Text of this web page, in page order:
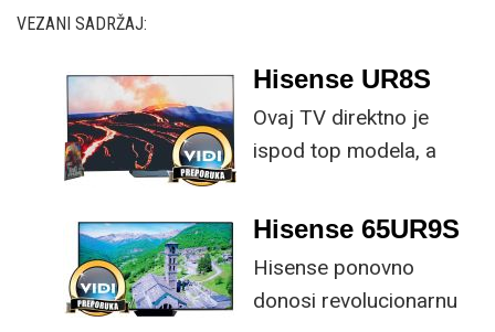
VEZANI SADRŽAJ:
Hisense UR8S
Ovaj TV direktno je
ispod top modela, a
male ustupke možete
kupnji.
Hisense 65UR9S
Hisense ponovno
donosi revolucionarnu